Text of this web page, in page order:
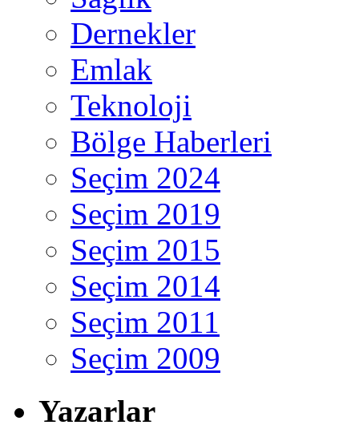
Dernekler
Emlak
Teknoloji
Bölge Haberleri
Seçim 2024
Seçim 2019
Seçim 2015
Seçim 2014
Seçim 2011
Seçim 2009
Yazarlar